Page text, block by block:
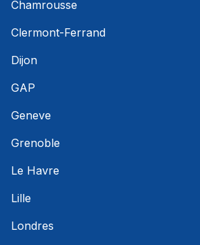
Chamrousse
Clermont-Ferrand
Dijon
GAP
Geneve
Grenoble
Le Havre
Lille
Londres